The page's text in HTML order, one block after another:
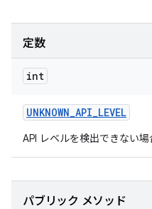
定数
int
UNKNOWN_API_LEVEL
API レベルを検出できない
パブリック メソッド